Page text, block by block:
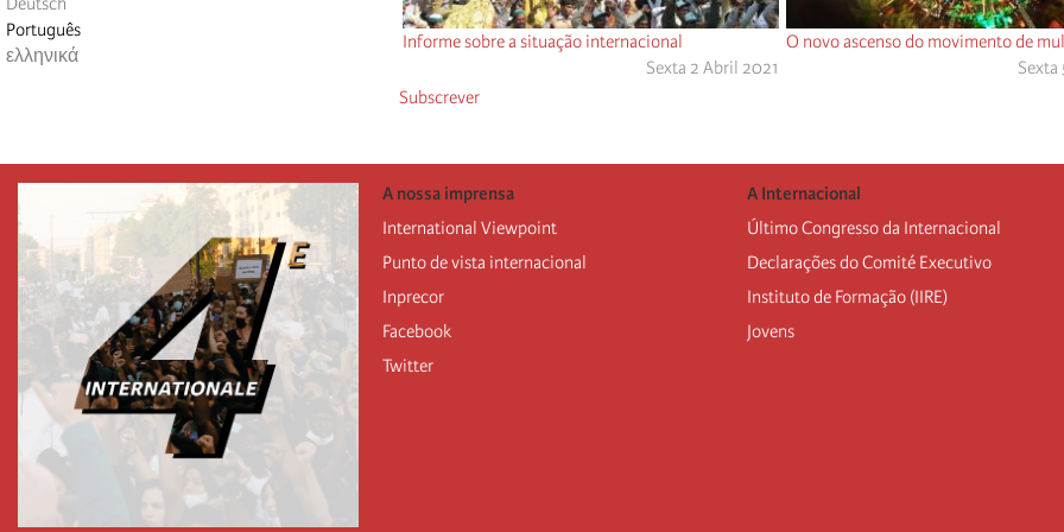
Português
ελληνικά
Informe sobre a situação internacional
Sexta 2 Abril 2021
O novo ascenso do movimento de
Sexta
Subscrever
A nossa imprensa
International Viewpoint
Punto de vista internacional
Inprecor
Facebook
Twitter
A Internacional
Último Congresso da Internacional
Declarações do Comité Executivo
Instituto de Formação (IIRE)
Jovens